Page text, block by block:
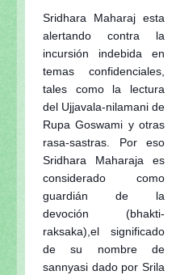
Sridhara Maharaj esta
alertando contra la
incursión indebida en
temas confidenciales,
tales como la lectura
del Ujjavala-nilamani de
Rupa Goswami y otras
rasa-sastras. Por eso
Sridhara Maharaja es
considerado como
guardián de la
devoción (bhakti-
raksaka),el significado
de su nombre de
sannyasi dado por Srila